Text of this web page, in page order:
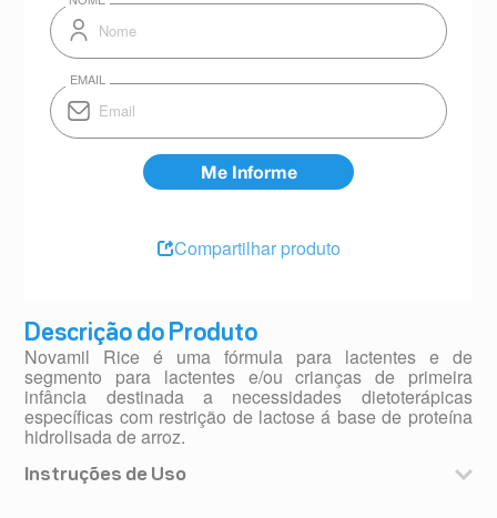
Descrição do Produto
Novamil Rice é uma fórmula para lactentes e de
segmento para lactentes e/ou crianças de primeira
infância destinada a necessidades dietoterápicas
específicas com restrição de lactose á base de proteína
hidrolisada de arroz.
Instruções de Uso
Compartilhar produto